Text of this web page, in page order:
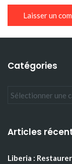
Catégories
Articles
Liberia :